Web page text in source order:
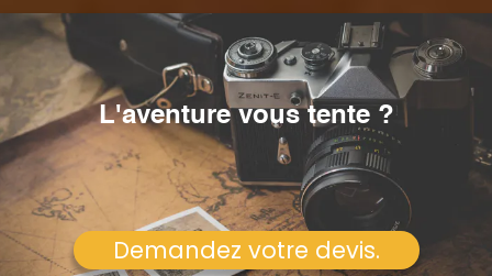
.
L'aventure vous tente ?
Demandez votre devis.